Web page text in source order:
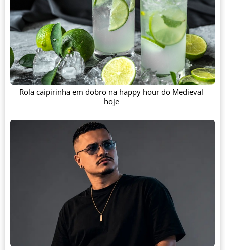
Rola caipirinha em dobro na happy hour do Medieval
hoje